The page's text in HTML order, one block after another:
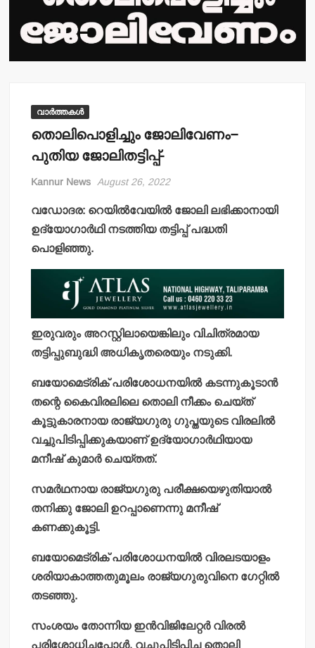
വാർത്തകൾ
തൊലിപൊളിച്ചും ജോലിവേണം–
പുതിയ ജോലിതട്ടിപ്പ്-
Kannur News August 26, 2022
വഡോദര: റെയില്‍വേയില്‍ ജോലി ലഭിക്കാനായി
ഉദ്യോഗാര്‍ഥി നടത്തിയ തട്ടിപ്പ് പദ്ധതി
പൊളിഞ്ഞു.
ഇരുവരും അറസ്റ്റിലായെങ്കിലും വിചിത്രമായ
തട്ടിപ്പുബുദ്ധി അധികൃതരെയും നടുക്കി.
ബയോമെട്രിക് പരിശോധനയില്‍ കടന്നുകൂടാന്‍
തന്റെ കൈവിരലിലെ തൊലി നീക്കം ചെയ്ത്
കൂട്ടുകാരനായ രാജ്യഗുരു ഗുപ്തയുടെ വിരലില്‍
വച്ചുപിടിപ്പിക്കുകയാണ് ഉദ്യോഗാര്‍ഥിയായ
മനീഷ് കുമാര്‍ ചെയ്തത്.
സമര്‍ഥനായ രാജ്യഗുരു പരീക്ഷയെഴുതിയാല്‍
തനിക്കു ജോലി ഉറപ്പാണെന്നു മനീഷ്
കണക്കുകൂട്ടി.
ബയോമെട്രിക് പരിശോധനയില്‍ വിരലടയാളം
ശരിയാകാത്തതുമൂലം രാജ്യഗുരുവിനെ ഗേറ്റില്‍
തടഞ്ഞു.
സംശയം തോന്നിയ ഇന്‍വിജിലേറ്റര്‍ വിരല്‍
പരിശോധിച്ചപ്പോള്‍, വച്ചുപിടിപ്പിച്ച തൊലി